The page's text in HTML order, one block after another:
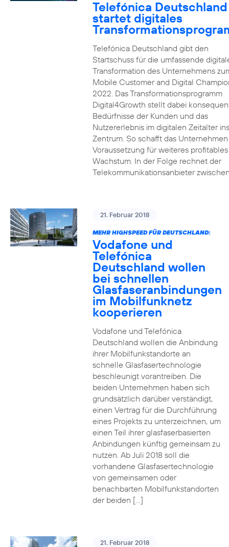
Telefónica Deutschland
startet digitales
Telefónica Deutschland gibt den
Startschuss für die umfassende
Transformation des Unternehmens
Mobile Customer and Digital
2022. Das Transformationsprogramm
Digital4Growth stellt dabei
Bedürfnisse der Kunden und das
Nutzererlebnis im digitalen Zeitalter ins
Zentrum. So schafft das
Voraussetzung für weiteres profitables
Wachstum. In der Folge rechnet der
Telekommunikationsanbieter
21. Februar 2018
MEHR HIGHSPEED FÜR DEUTSCHLAND:
Vodafone und
Telefónica
Deutschland wollen
bei schnellen
Glasfaseranbindungen
im Mobilfunknetz
kooperieren
Vodafone und Telefónica
Deutschland wollen die Anbindung
ihrer Mobilfunkstandorte an
schnelle Glasfasertechnologie
beschleunigt vorantreiben. Die
beiden Unternehmen haben sich
grundsätzlich darüber verständigt,
einen Vertrag für die Durchführung
eines Projekts zu unterzeichnen, um
einen Teil ihrer glasfaserbasierten
Anbindungen künftig gemeinsam zu
nutzen. Ab Juli 2018 soll die
vorhandene Glasfasertechnologie
von gemeinsamen oder
benachbarten Mobilfunkstandorten
der beiden […]
21. Februar 2018